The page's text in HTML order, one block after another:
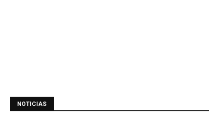
NOTICIAS